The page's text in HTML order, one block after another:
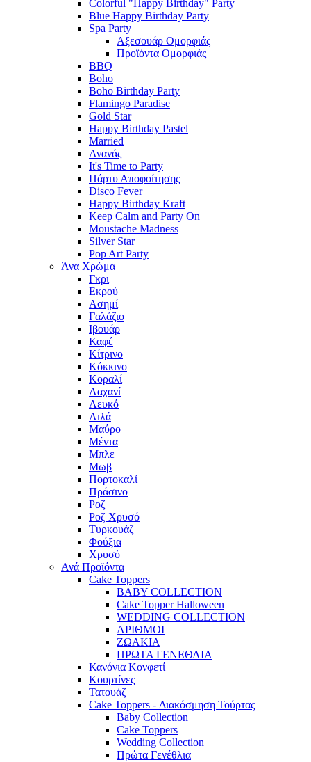
Colorful "Happy Birthday" Party
Blue Happy Birthday Party
Spa Party
Αξεσουάρ Ομορφιάς
Προϊόντα Ομορφιάς
BBQ
Boho
Boho Birthday Party
Flamingo Paradise
Gold Star
Happy Birthday Pastel
Married
Ανανάς
It's Time to Party
Πάρτυ Αποφοίτησης
Disco Fever
Happy Birthday Kraft
Keep Calm and Party On
Moustache Madness
Silver Star
Pop Art Party
Άνα Χρώμα
Γκρι
Εκρού
Ασημί
Γαλάζιο
Ιβουάρ
Καφέ
Κίτρινο
Κόκκινο
Κοραλί
Λαχανί
Λευκό
Λιλά
Μαύρο
Μέντα
Μπλε
Μωβ
Πορτοκαλί
Πράσινο
Ροζ
Ροζ Χρυσό
Τυρκουάζ
Φούξια
Χρυσό
Ανά Προϊόντα
Cake Toppers
BABY COLLECTION
Cake Topper Halloween
WEDDING COLLECTION
ΑΡΙΘΜΟΙ
ΖΩΑΚΙΑ
ΠΡΩΤΑ ΓΕΝΕΘΛΙΑ
Κανόνια Κονφετί
Κουρτίνες
Τατουάζ
Cake Toppers - Διακόσμηση Τούρτας
Baby Collection
Cake Toppers
Wedding Collection
Πρώτα Γενέθλια